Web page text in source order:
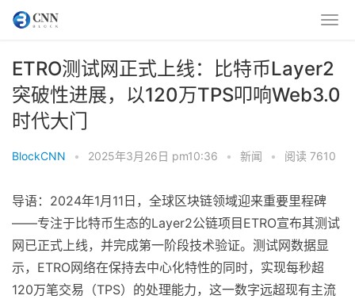
ETRO测试网正式上线：比特币Layer2
突破性进展，以120万TPS叩响Web3.0
时代大门‌
BlockCNN • 2025年3月26日 pm10:36 • 新闻 • 阅读 7610
导语‌：2024年1月11日，全球区块链领域迎来重要里程碑
——专注于比特币生态的Layer2公链项目ETRO宣布其测试
网已正式上线，并完成第一阶段技术验证。测试网数据显
示，ETRO网络在保持去中心化特性的同时，实现每秒超
120万笔交易（TPS）的处理能力，这一数字远超现有主流